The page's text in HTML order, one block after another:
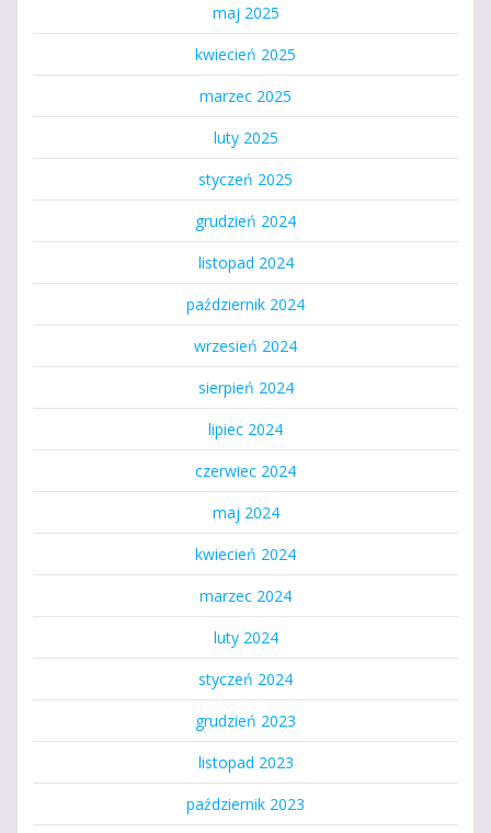
maj 2025
kwiecień 2025
marzec 2025
luty 2025
styczeń 2025
grudzień 2024
listopad 2024
październik 2024
wrzesień 2024
sierpień 2024
lipiec 2024
czerwiec 2024
maj 2024
kwiecień 2024
marzec 2024
luty 2024
styczeń 2024
grudzień 2023
listopad 2023
październik 2023